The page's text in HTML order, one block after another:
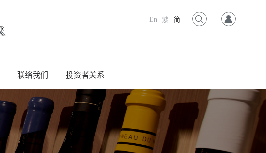
En 繁 简
联络我们 投资者关系